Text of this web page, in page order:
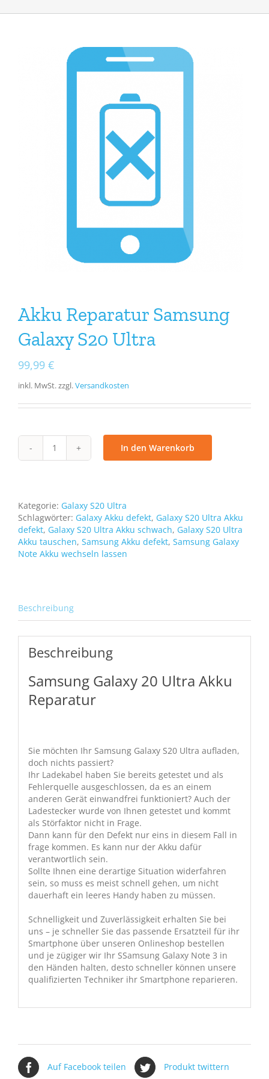
Akku Reparatur Samsung
Galaxy S20 Ultra
99,99 €
inkl. MwSt.zzgl.Versandkosten
Akku
Reparatur
S20
Ultra
Menge
In den Warenkorb
Kategorie: Galaxy S20 Ultra
Schlagwörter: Galaxy Akku defekt, Galaxy S20 Ultra Akku
defekt, Galaxy S20 Ultra Akku schwach, Galaxy S20 Ultra
Akku tauschen, Samsung Akku defekt, Samsung Galaxy
Note Akku wechseln lassen
Beschreibung
Beschreibung
Samsung Galaxy 20 Ultra Akku
Reparatur
Sie möchten Ihr Samsung Galaxy S20 Ultra aufladen,
doch nichts passiert?
Ihr Ladekabel haben Sie bereits getestet und als
Fehlerquelle ausgeschlossen, da es an einem
anderen Gerät einwandfrei funktioniert? Auch der
Ladestecker wurde von Ihnen getestet und kommt
als Störfaktor nicht in Frage.
Dann kann für den Defekt nur eins in diesem Fall in
frage kommen. Es kann nur der Akku dafür
verantwortlich sein.
Sollte Ihnen eine derartige Situation widerfahren
sein, so muss es meist schnell gehen, um nicht
dauerhaft ein leeres Handy haben zu müssen.
Schnelligkeit und Zuverlässigkeit erhalten Sie bei
uns – je schneller Sie das passende Ersatzteil für ihr
Smartphone über unseren Onlineshop bestellen
und je zügiger wir Ihr SSamsung Galaxy Note 3 in
den Händen halten, desto schneller können unsere
qualifizierten Techniker ihr Smartphone reparieren.
Auf Facebook teilen Produkt twittern